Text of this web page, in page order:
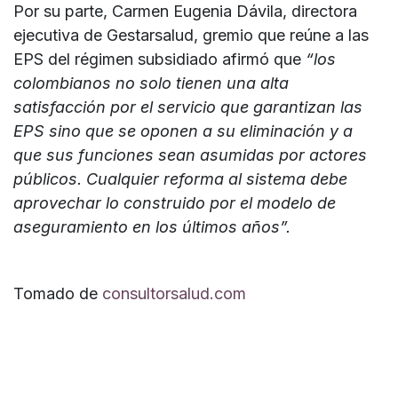
Por su parte, Carmen Eugenia Dávila, directora
ejecutiva de Gestarsalud, gremio que reúne a las
EPS del régimen subsidiado afirmó que “los
colombianos no solo tienen una alta
satisfacción por el servicio que garantizan las
EPS sino que se oponen a su eliminación y a
que sus funciones sean asumidas por actores
públicos. Cualquier reforma al sistema debe
aprovechar lo construido por el modelo de
aseguramiento en los últimos años”.
Tomado de consultorsalud.com